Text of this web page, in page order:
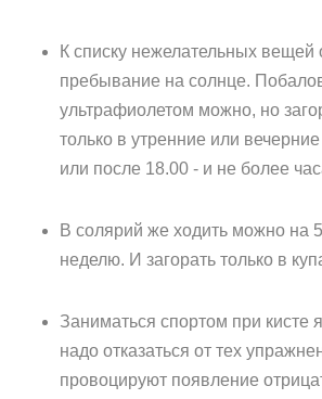
К списку нежелательных вещей
пребывание на солнце.
ультрафиолетом можно, но
только в утренние или
или после 18.00 - и не более
В солярий же ходить можно на
неделю. И загорать только в
Заниматься спортом при кисте
надо отказаться от тех
провоцируют появление